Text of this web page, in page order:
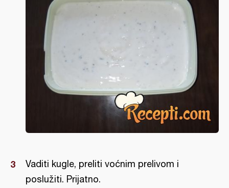
Vaditi kugle, preliti voćnim prelivom i
poslužiti. Prijatno.